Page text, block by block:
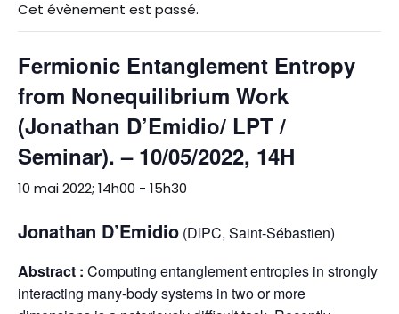
Cet évènement est passé.
Fermionic Entanglement Entropy
from Nonequilibrium Work
(Jonathan D’Emidio/ LPT /
Seminar). – 10/05/2022, 14H
10 mai 2022; 14h00 - 15h30
Jonathan D’Emidio (DIPC, Saint-Sébastien)
Abstract : Computing entanglement entropies in strongly
interacting many-body systems in two or more